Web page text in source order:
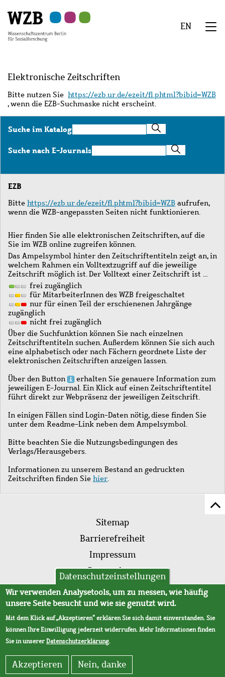
Hauptinhalt
springen
Navigation
springen
Suche
springen
Sekundärnavigation
springen
Fußzeile
springen
EN
Elektronische Zeitschriften
Bitte nutzen Sie https://ezb.ur.de/ezeit/fl.phtml?bibid=WZB
, wenn die EZB-Suchmaske nicht erscheint.
Suche im KatalogSuche
im
Katalog
Suche nach E-JournalsSuche
nach
Journals
EZB
Bitte https://ezb.ur.de/ezeit/fl.phtml?bibid=WZB aufrufen,
wenn die WZB-angepassten Seiten nicht funktionieren.
Hier finden Sie alle elektronischen Zeitschriften, auf die
Sie im WZB online zugreifen können.
Das Ampelsymbol hinter den Zeitschriftentiteln zeigt an, in
welchem Rahmen ein Volltextzugriff auf die jeweilige
Zeitschrift möglich ist. Der Volltext einer Zeitschrift ist …
frei zugänglich
für MitarbeiterInnen des WZB freigeschaltet
nur für einen Teil der erschienenen Jahrgänge
zugänglich
nicht frei zugänglich
Über die Suchfunktion können Sie nach einzelnen
Zeitschriftentiteln suchen. Außerdem können Sie sich auch
eine alphabetisch oder nach Fächern geordnete Liste der
elektronischen Zeitschriften anzeigen lassen.
Über den Button
erhalten Sie genauere Information zum
jeweiligen E-Journal. Ein Klick auf einen Zeitschriftentitel
führt direkt zur Webpräsenz der jeweiligen Zeitschrift.
In einigen Fällen sind Login-Daten nötig, diese finden Sie
unter dem Readme-Link neben dem Ampelsymbol.
Bitte beachten Sie die Nutzungsbedingungen des
Verlags/Herausgebers.
Informationen zu unserem Bestand an gedruckten
Zeitschriften finden Sie hier.
Fußleistenmenü
Sitemap
Barrierefreiheit
Impressum
Datenschutz
AVB
Datenschutzeinstellungen
Wir verwenden Analysetools, um zu messen, wie häufig
unsere Seite besucht und wie sie genutzt wird.
Mit dem Klick auf „Akzeptieren“ erklären Sie sich damit einverstanden. Sie
können Ihre Einwilligung jederzeit widerrufen. Mehr Informationen finden
Sie in unsererDatenschutzerklärung.
Akzeptieren Nein, danke